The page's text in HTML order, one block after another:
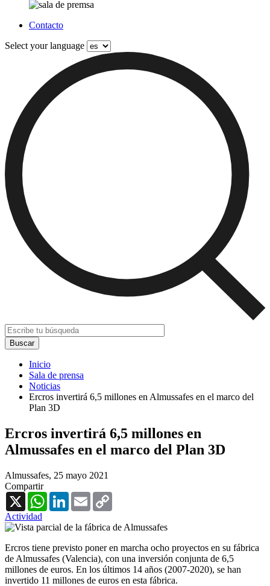
Contacto
Select your language
Inicio
Sala de prensa
Noticias
Ercros invertirá 6,5 millones en Almussafes en el marco del
Plan 3D
Ercros invertirá 6,5 millones en
Almussafes en el marco del Plan 3D
Almussafes, 25 mayo 2021
Compartir
X
WhatsAppLinkedInEmail
Actividad
Ercros tiene previsto poner en marcha ocho proyectos en su fábrica
de Almussafes (Valencia), con una inversión conjunta de 6,5
millones de euros. En los últimos 14 años (2007-2020), se han
invertido 11 millones de euros en esta fábrica.